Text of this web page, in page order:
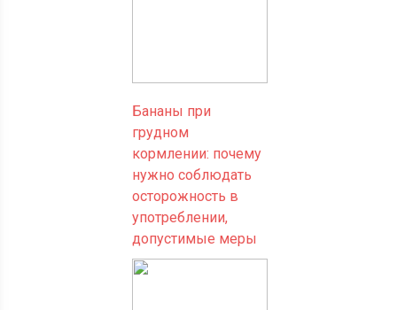
Бананы при
грудном
кормлении: почему
нужно соблюдать
осторожность в
употреблении,
допустимые меры